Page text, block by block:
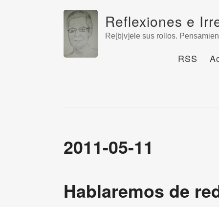
Reflexiones e
Re[b|v]ele sus rollos.
RSS
2011-05-11
Hablaremos de